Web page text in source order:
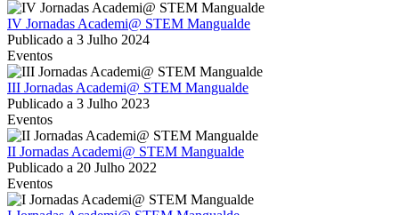
IV Jornadas Academi@ STEM Mangualde
Publicado a 3 Julho 2024
Eventos
III Jornadas Academi@ STEM Mangualde
Publicado a 3 Julho 2023
Eventos
II Jornadas Academi@ STEM Mangualde
Publicado a 20 Julho 2022
Eventos